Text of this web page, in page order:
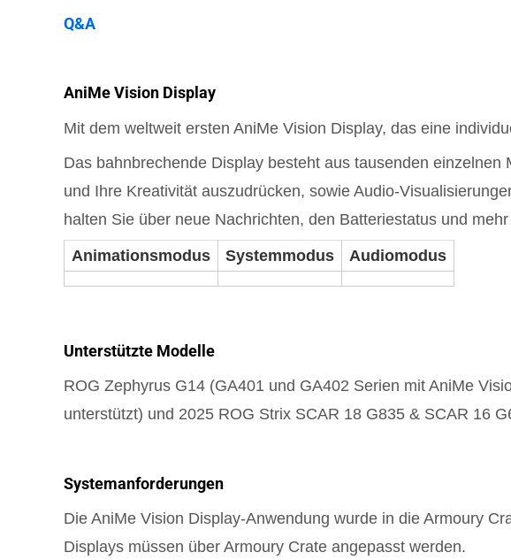
Q&A
AniMe Vision Display
Mit dem weltweit ersten AniMe Vision Display, das eine
Das bahnbrechende Display besteht aus tausenden
und Ihre Kreativität auszudrücken, sowie Audio-
halten Sie über neue Nachrichten, den Batteriestatus und
Animationsmodus Systemmodus Audiomodus
Unterstützte Modelle
ROG Zephyrus G14 (GA401 und GA402 Serien mit AniMe
unterstützt) und 2025 ROG Strix SCAR 18 G835 & SCAR 16
Systemanforderungen
Die AniMe Vision Display-Anwendung wurde in die Armoury
Displays müssen über Armoury Crate angepasst werden.